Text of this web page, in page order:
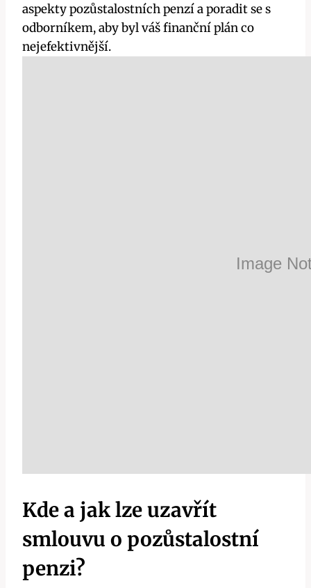
aspekty pozůstalostních penzí a poradit se s
odborníkem, aby byl váš finanční plán co
nejefektivnější.
Kde a jak lze uzavřít
smlouvu o pozůstalostní
penzi?